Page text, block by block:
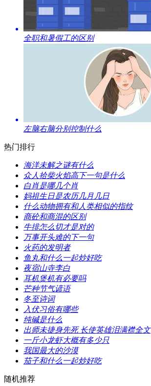
​全职和暑假工的区别
​左脑右脑分别控制什么
热门排行
​海洋未解之谜有什么
​众人拾柴火焰高下一句是什么
​白肖是哪几个肖
​妈祖生日是农历几月几日
​什么动物拥有和人类相似的指纹
​商砼和商混的区别
​牛排怎么切才是对的
​万事开头难的下一句
​火药的发明者
​鱼丸和什么一起炒好吃
​夜宿山寺李白
​耳机煲机有必要吗
​芒种节气谚语
​冬至诗词
​入伏习俗有哪些
​纯碱是什么
​出师未捷身先死 长使英雄泪满襟全文
​一斤小龙虾大概有多少只
​我国最大的沙漠
​茄子和什么一起炒好吃
随机推荐